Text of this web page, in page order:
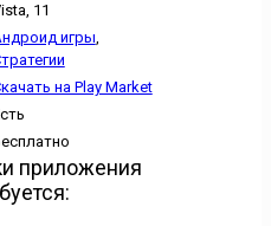
11
игры,
на Play Market
приложения